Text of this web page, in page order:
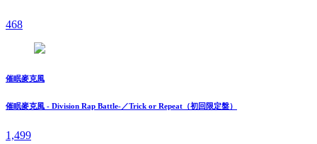
468
催眠麥克風
催眠麥克風 - Division Rap Battle-／Trick or Repeat（初回限定盤）
1,499